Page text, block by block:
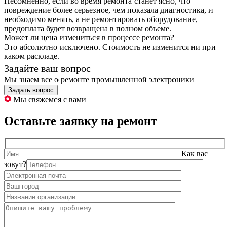
повреждение более серьезное, чем показала диагностика, и
необходимо менять, а не ремонтировать оборудование,
предоплата будет возвращена в полном объеме.
Может ли цена измениться в процессе ремонта?
Это абсолютно исключено. Стоимость не изменится ни при
каком раскладе.
Задайте ваш вопрос
Мы знаем все о ремонте промышленной электроники
Задать вопрос
Мы свяжемся с вами
Оставьте заявку на ремонт
Как вас
зовут?